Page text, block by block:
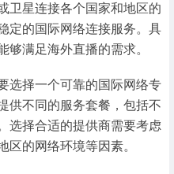
卫星连接各个国家和地区的
定的国际网络连接服务。具
够满足海外直播的需求。
选择一个可靠的国际网络专
供不同的服务套餐，包括不
选择合适的提供商需要考虑
区的网络环境等因素。